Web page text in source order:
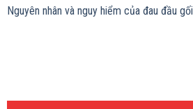
Nguyên nhân và nguy hiểm của đau đầu gối